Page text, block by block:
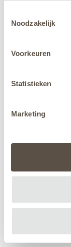
jehier.
Noodzakelijk
Voorkeuren
Statistieken
Marketing